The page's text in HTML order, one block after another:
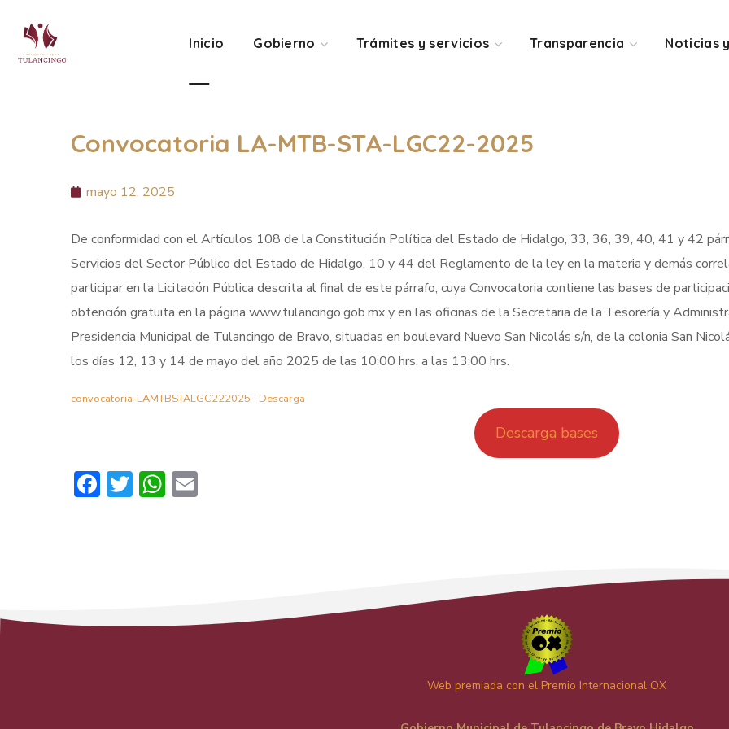
Inicio Gobierno Trámites y servicios Transparencia Noticias
Convocatoria LA-MTB-STA-LGC22-2025
mayo 12, 2025
De conformidad con el Artículos 108 de la Constitución Política del Estado de Hidalgo, 33, 36, 39, 40, 41 y 42
Servicios del Sector Público del Estado de Hidalgo, 10 y 44 del Reglamento de la ley en la materia y demás
participar en la Licitación Pública descrita al final de este párrafo, cuya Convocatoria contiene las bases de
obtención gratuita en la página www.tulancingo.gob.mx y en las oficinas de la Secretaria de la Tesorería y
Presidencia Municipal de Tulancingo de Bravo, situadas en boulevard Nuevo San Nicolás s/n, de la colonia San
los días 12, 13 y 14 de mayo del año 2025 de las 10:00 hrs. a las 13:00 hrs.
convocatoria-LAMTBSTALGC222025 Descarga
Descarga bases
Facebook
TwitterWhatsApp
Web premiada con el Premio Internacional OX